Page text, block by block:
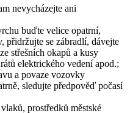
nevycházejte ani
buďte velice opatrní,
přidržujte se zábradlí, dávejte
střešních okapů a kusy
elektrického vedení apod.;
a povaze vozovky
sledujte předpověď počasí
prostředků městské